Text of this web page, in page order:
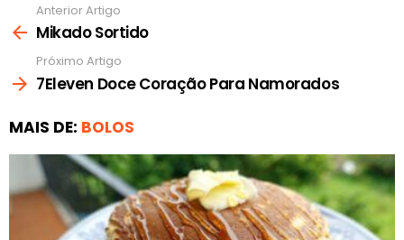
mais
Anterior Artigo
Mikado Sortido
Próximo Artigo
7Eleven Doce Coração Para Namorados
MAIS DE: BOLOS